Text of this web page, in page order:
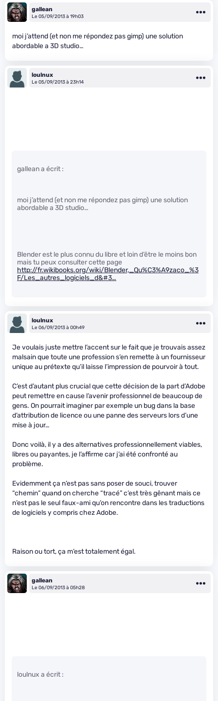
gallean
Le 05/09/2013 à 19h03
moi j’attend (et non me répondez pas gimp) une solution
abordable a 3D studio…
loulnux
Le 05/09/2013 à 23h14
gallean a écrit :
moi j’attend (et non me répondez pas gimp) une solution
abordable a 3D studio…
Blender est le plus connu du libre et loin d’être le moins bon
mais tu peux consulter cette page
http://fr.wikibooks.org/wiki/Blender,_Qu%C3%A9zaco_%3
F/Les_autres_logiciels_d&#3…
loulnux
Le 06/09/2013 à 00h49
Je voulais juste mettre l’accent sur le fait que je trouvais assez
malsain que toute une profession s’en remette à un fournisseur
unique au prétexte qu’il laisse l’impression de pourvoir à tout.
C’est d’autant plus crucial que cette décision de la part d’Adobe
peut remettre en cause l’avenir professionnel de beaucoup de
gens. On pourrait imaginer par exemple un bug dans la base
d’attribution de licence ou une panne des serveurs lors d’une
mise à jour…
Donc voilà, il y a des alternatives professionnellement viables,
libres ou payantes, je l’affirme car j’ai été confronté au
problème.
Evidemment ça n’est pas sans poser de souci, trouver
“chemin” quand on cherche “tracé” c’est très gênant mais ce
n’est pas le seul faux-ami qu’on rencontre dans les traductions
de logiciels y compris chez Adobe.
Raison ou tort, ça m’est totalement égal.
gallean
Le 06/09/2013 à 05h28
loulnux a écrit :